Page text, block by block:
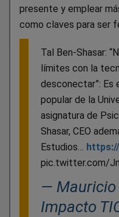
presente y emplear
como claves para ser
Tal Ben-Shasar:
límites con la
desconectar”: Es
popular de la
asignatura de
Shasar, CEO
Estudios…
pic.twitter.com/
— Mauricio
Impacto